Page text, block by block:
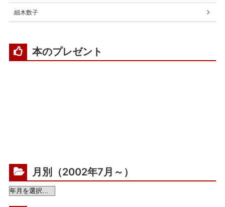
細木数子
本のプレゼント
月別（2002年7月～）